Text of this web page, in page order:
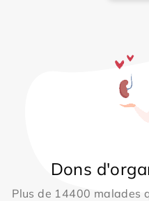
Dons
Plus de 14400 malades